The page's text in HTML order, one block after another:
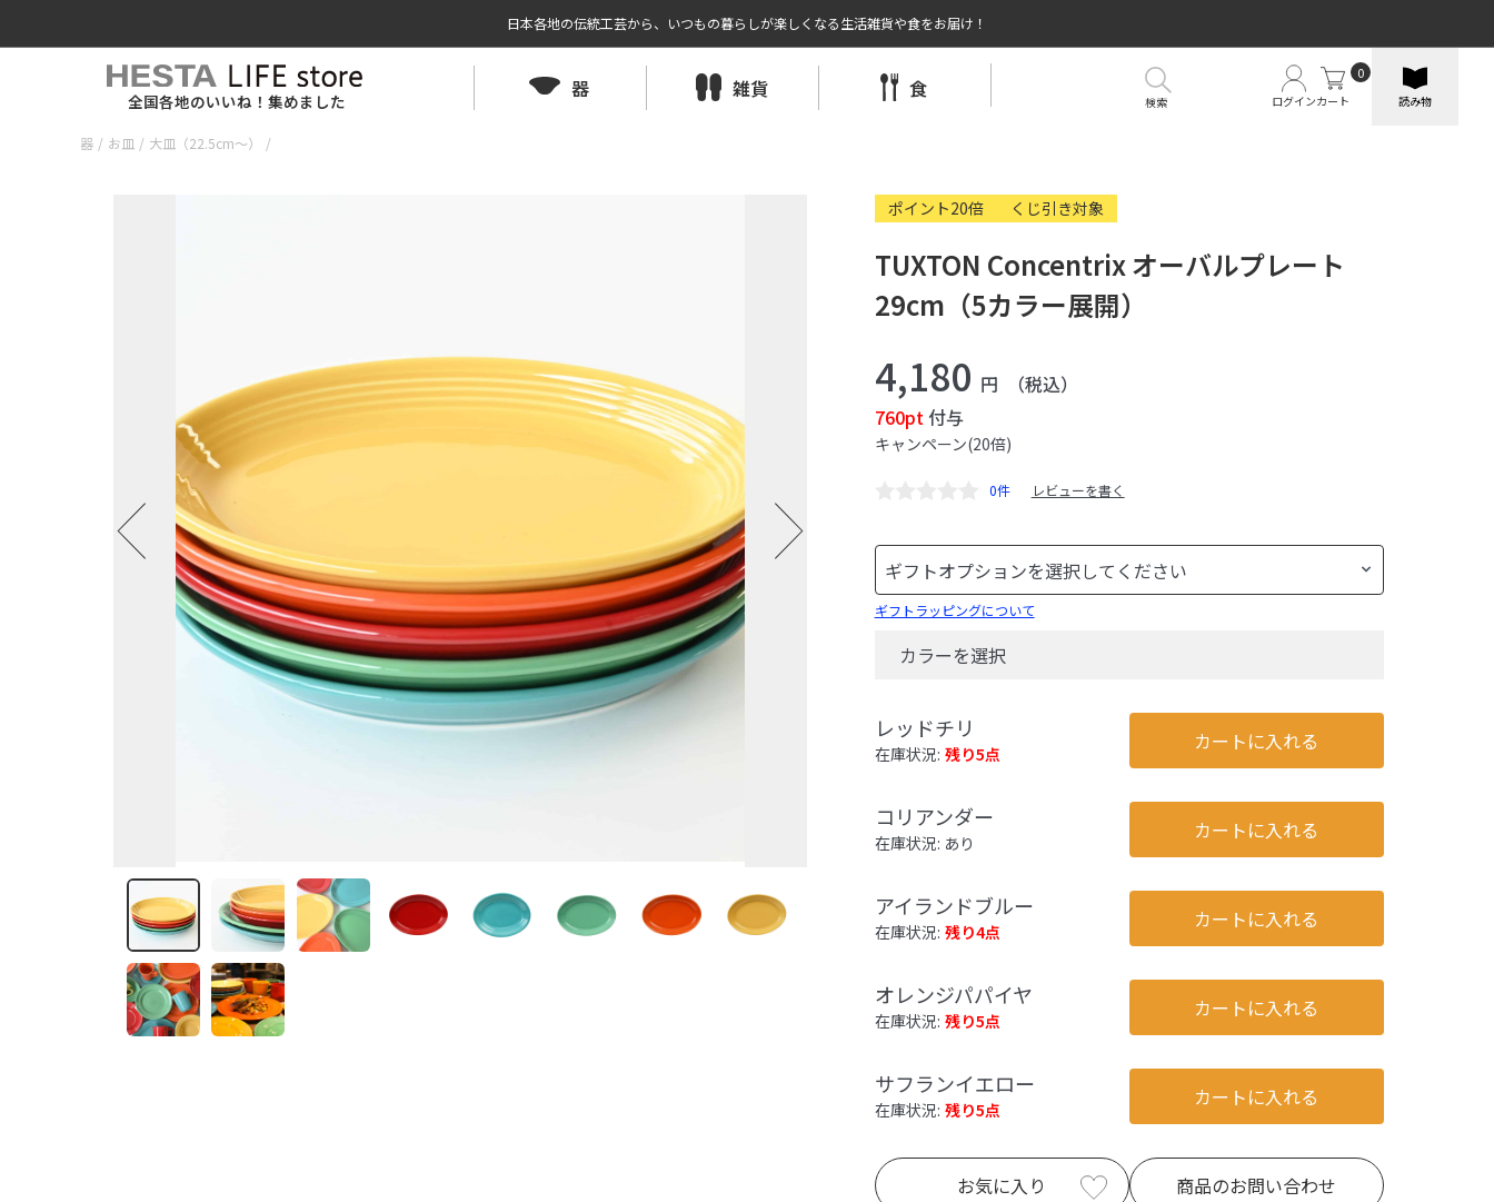
日本各地の伝統工芸から、いつもの暮らしが楽しくなる生活雑貨や食をお届け！
全国各地のいいね！集めました 器 雑貨 食 ログインカート
0
読み物
検索
器 / お皿 / 大皿（22.5cm〜） /
ポイント20倍 くじ引き対象
TUXTON Concentrix オーバルプレート
29cm（5カラー展開）
4,180 円
（税込）
760pt付与
キャンペーン(20倍)
0件 レビューを書く
ギフトラッピングについて
カラーを選択
レッドチリ
在庫状況: 残り5点 カートに入れる
コリアンダー
在庫状況: あり カートに入れる
アイランドブルー
在庫状況: 残り4点 カートに入れる
オレンジパパイヤ
在庫状況: 残り5点 カートに入れる
サフランイエロー
在庫状況: 残り5点 カートに入れる
お気に入り 商品のお問い合わせ